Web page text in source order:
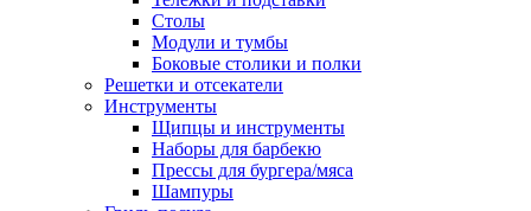
Столы
Модули и тумбы
Боковые столики и полки
Решетки и отсекатели
Инструменты
Щипцы и инструменты
Наборы для барбекю
Прессы для бургера/мяса
Шампуры